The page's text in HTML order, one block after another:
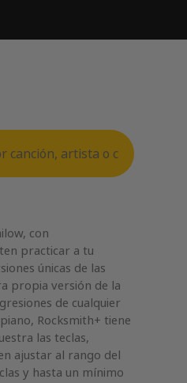
con
practicar a tu
únicas de las
propia versión de la
de cualquier
Rocksmith+ tiene
las teclas,
ajustar al rango del
y hasta un mínimo